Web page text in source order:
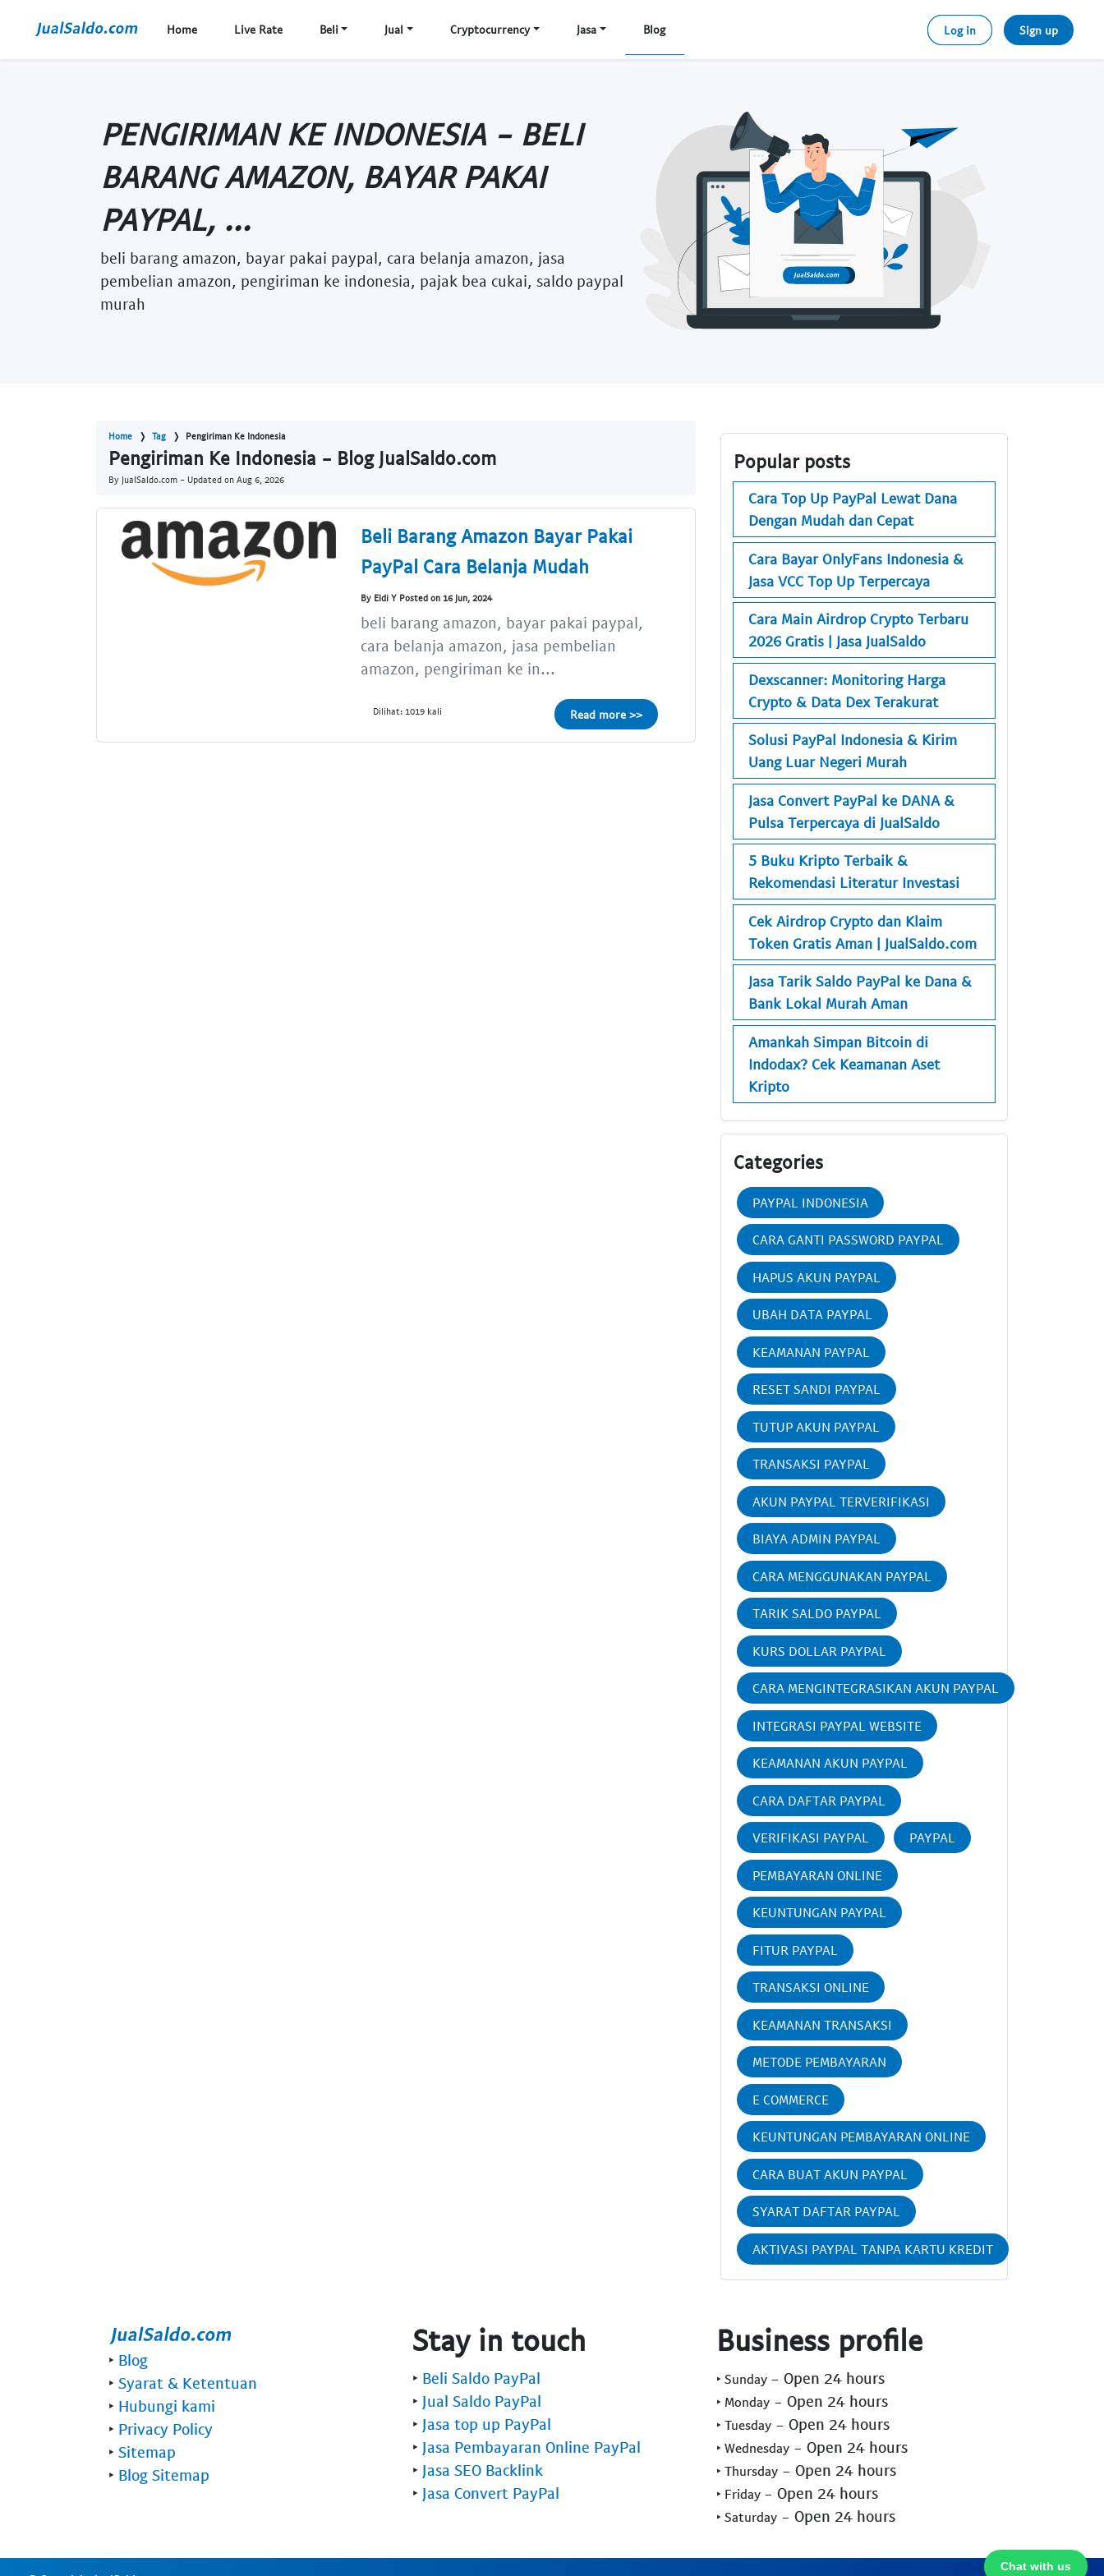
Home Live Rate Beli Jual Cryptocurrency Jasa Blog Log in Sign up
PENGIRIMAN KE INDONESIA - BELI
BARANG AMAZON, BAYAR PAKAI
PAYPAL, ...
beli barang amazon, bayar pakai paypal, cara belanja amazon, jasa
pembelian amazon, pengiriman ke indonesia, pajak bea cukai, saldo paypal
murah
Home Tag Pengiriman Ke Indonesia
Pengiriman Ke Indonesia - Blog JualSaldo.com
By JualSaldo.com - Updated on Aug 6, 2026
Beli Barang Amazon Bayar Pakai
PayPal Cara Belanja Mudah
By Eldi Y Posted on 16 Jun, 2024
beli barang amazon, bayar pakai paypal,
cara belanja amazon, jasa pembelian
amazon, pengiriman ke in...
Dilihat: 1019 kali Read more >>
Popular posts
Cara Top Up PayPal Lewat Dana
Dengan Mudah dan Cepat
Cara Bayar OnlyFans Indonesia &
Jasa VCC Top Up Terpercaya
Cara Main Airdrop Crypto Terbaru
2026 Gratis | Jasa JualSaldo
Dexscanner: Monitoring Harga
Crypto & Data Dex Terakurat
Solusi PayPal Indonesia & Kirim
Uang Luar Negeri Murah
Jasa Convert PayPal ke DANA &
Pulsa Terpercaya di JualSaldo
5 Buku Kripto Terbaik &
Rekomendasi Literatur Investasi
Cek Airdrop Crypto dan Klaim
Token Gratis Aman | JualSaldo.com
Jasa Tarik Saldo PayPal ke Dana &
Bank Lokal Murah Aman
Amankah Simpan Bitcoin di
Indodax? Cek Keamanan Aset
Kripto
Categories
PAYPAL INDONESIA
CARA GANTI PASSWORD PAYPAL
HAPUS AKUN PAYPAL
UBAH DATA PAYPAL
KEAMANAN PAYPAL
RESET SANDI PAYPAL
TUTUP AKUN PAYPAL
TRANSAKSI PAYPAL
AKUN PAYPAL TERVERIFIKASI
BIAYA ADMIN PAYPAL
CARA MENGGUNAKAN PAYPAL
TARIK SALDO PAYPAL
KURS DOLLAR PAYPAL
CARA MENGINTEGRASIKAN AKUN PAYPAL
INTEGRASI PAYPAL WEBSITE
KEAMANAN AKUN PAYPAL
CARA DAFTAR PAYPAL
VERIFIKASI PAYPAL PAYPAL
PEMBAYARAN ONLINE
KEUNTUNGAN PAYPAL
FITUR PAYPAL
TRANSAKSI ONLINE
KEAMANAN TRANSAKSI
METODE PEMBAYARAN
E COMMERCE
KEUNTUNGAN PEMBAYARAN ONLINE
CARA BUAT AKUN PAYPAL
SYARAT DAFTAR PAYPAL
AKTIVASI PAYPAL TANPA KARTU KREDIT
Chat with us
‣ Blog
‣ Syarat & Ketentuan
‣ Hubungi kami
‣ Privacy Policy
‣ Sitemap
‣ Blog Sitemap
Stay in touch
‣ Beli Saldo PayPal
‣ Jual Saldo PayPal
‣ Jasa top up PayPal
‣ Jasa Pembayaran Online PayPal
‣ Jasa SEO Backlink
‣ Jasa Convert PayPal
Business profile
‣ Sunday - Open 24 hours
‣ Monday - Open 24 hours
‣ Tuesday - Open 24 hours
‣ Wednesday - Open 24 hours
‣ Thursday - Open 24 hours
‣ Friday - Open 24 hours
‣ Saturday - Open 24 hours